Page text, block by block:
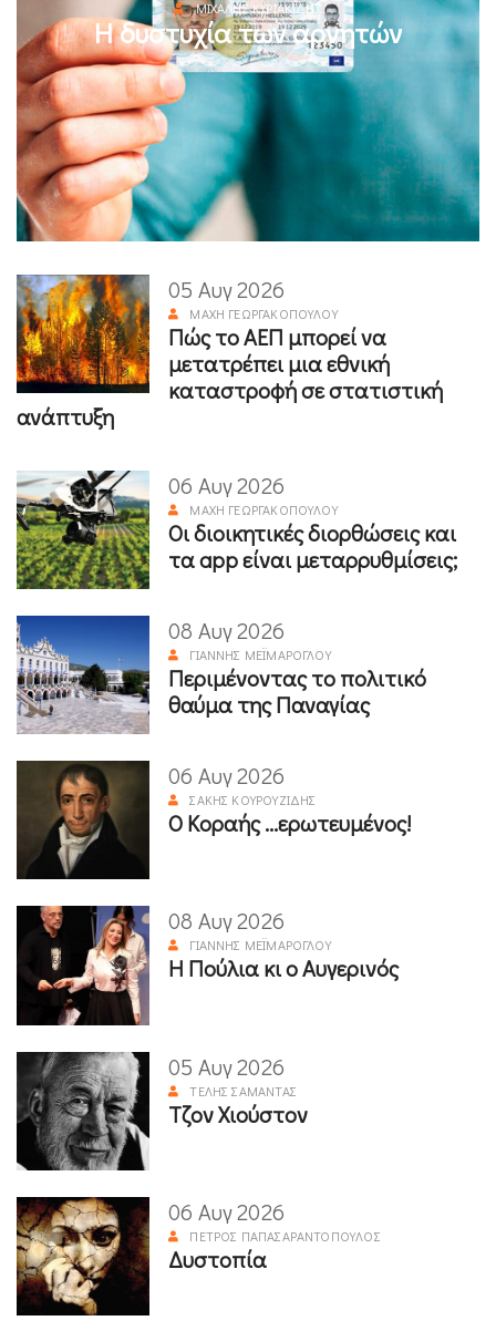
ΜΙΧΆΛΗΣ ΚΥΡΙΑΚΊΔΗΣ
Η δυστυχία των αρνητών
05 Αυγ 2026
ΜΆΧΗ ΓΕΩΡΓΑΚΟΠΟΎΛΟΥ
Πώς το ΑΕΠ μπορεί να
μετατρέπει μια εθνική
καταστροφή σε στατιστική
ανάπτυξη
06 Αυγ 2026
ΜΆΧΗ ΓΕΩΡΓΑΚΟΠΟΎΛΟΥ
Οι διοικητικές διορθώσεις και
τα app είναι μεταρρυθμίσεις;
08 Αυγ 2026
ΓΙΆΝΝΗΣ ΜΕΪΜΆΡΟΓΛΟΥ
Περιμένοντας το πολιτικό
θαύμα της Παναγίας
06 Αυγ 2026
ΣΆΚΗΣ ΚΟΥΡΟΥΖΊΔΗΣ
Ο Κοραής ...ερωτευμένος!
08 Αυγ 2026
ΓΙΆΝΝΗΣ ΜΕΪΜΆΡΟΓΛΟΥ
Η Πούλια κι ο Αυγερινός
05 Αυγ 2026
ΤΈΛΗΣ ΣΑΜΑΝΤΆΣ
Τζον Χιούστον
06 Αυγ 2026
ΠΈΤΡΟΣ ΠΑΠΑΣΑΡΑΝΤΌΠΟΥΛΟΣ
Δυστοπία